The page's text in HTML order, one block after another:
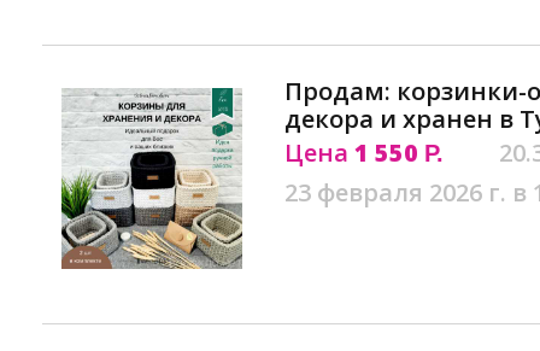
Продам: корзинки-
декора и хранен в
Цена 1 550 Р.
23 февраля 2026 г. в